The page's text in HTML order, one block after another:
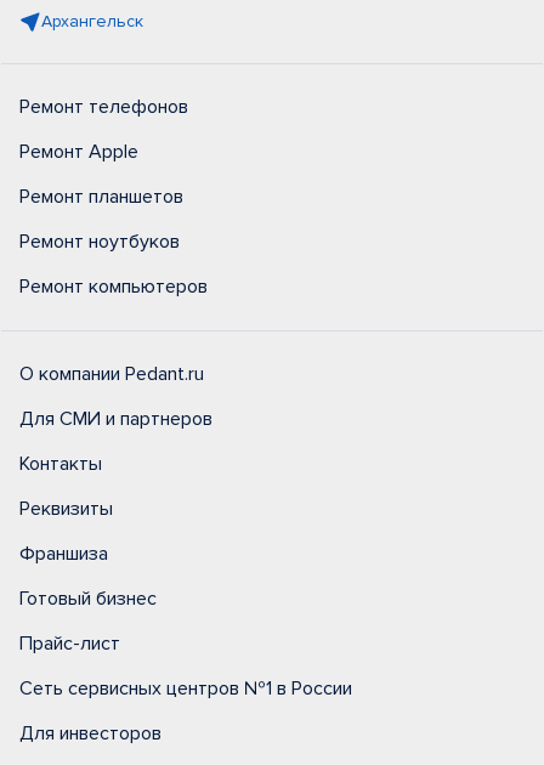
Архангельск
Ремонт телефонов
Ремонт Apple
Ремонт планшетов
Ремонт ноутбуков
Ремонт компьютеров
О компании Pedant.ru
Для СМИ и партнеров
Контакты
Реквизиты
Франшиза
Готовый бизнес
Прайс-лист
Сеть сервисных центров №1 в России
Для инвесторов